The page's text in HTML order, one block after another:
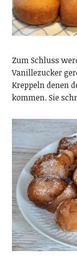
Zum Schluss
Vanillezucker
Kreppeln denen
kommen. Sie